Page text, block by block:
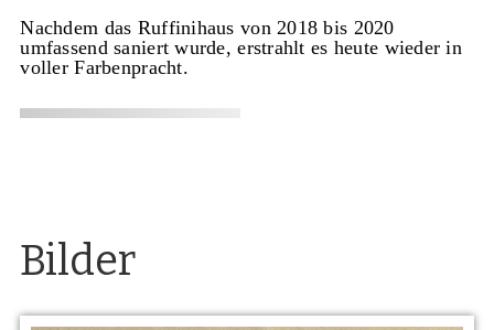
Nachdem das Ruffinihaus von 2018 bis 2020
umfassend saniert wurde, erstrahlt es heute wieder in
voller Farbenpracht.
Bilder